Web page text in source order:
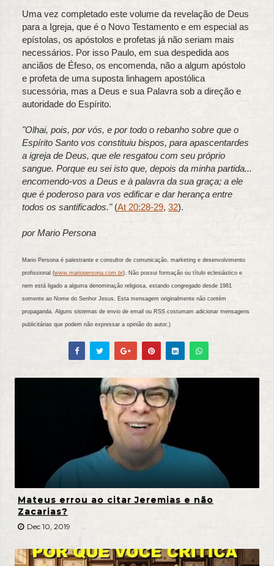
Uma vez completado este volume da revelação de Deus
para a Igreja, que é o Novo Testamento e em especial as
epístolas, os apóstolos e profetas já não seriam mais
necessários. Por isso Paulo, em sua despedida aos
anciãos de Éfeso, os encomenda, não a algum apóstolo
e profeta de uma suposta linhagem apostólica
sucessória, mas a Deus e sua Palavra sob a direção e
autoridade do Espírito.
"Olhai, pois, por vós, e por todo o rebanho sobre que o
Espírito Santo vos constituiu bispos, para apascentardes
a igreja de Deus, que ele resgatou com seu próprio
sangue. Porque eu sei isto que, depois da minha partida...
encomendo-vos a Deus e à palavra da sua graça; a ele
que é poderoso para vos edificar e dar herança entre
todos os santificados." (At 20:28-29, 32).
por Mario Persona
Mario Persona é palestrante e consultor de comunicação, marketing e desenvolvimento
profissional (www.mariopersona.com.br). Não possui formação ou título eclesiástico e
nem está ligado a alguma denominação religiosa, estando congregado desde 1981
somente ao Nome do Senhor Jesus. Esta mensagem originalmente não contém
propaganda. Alguns sistemas de envio de email ou RSS costumam adicionar mensagens
publicitárias que podem não expressar a opinião do autor.)
Mateus errou ao citar Jeremias e não
Zacarias?
Dec 10, 2019